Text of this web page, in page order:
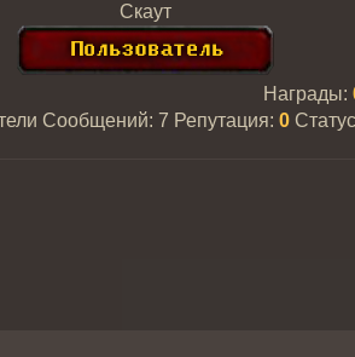
Скаут
Сообщений: 7
Награды:
Репутация: 0